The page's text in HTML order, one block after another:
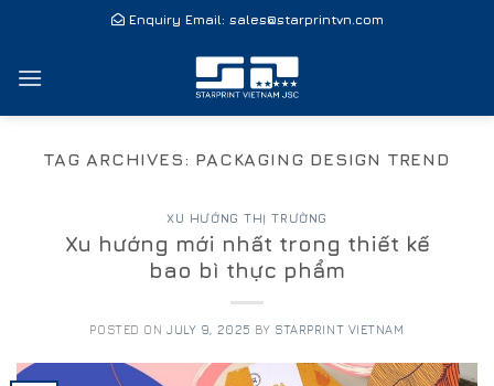
content
Enquiry Email: sales@starprintvn.com
TAG ARCHIVES: PACKAGING DESIGN TREND
XU HƯỚNG THỊ TRƯỜNG
Xu hướng mới nhất trong thiết kế
bao bì thực phẩm
POSTED ONJULY 9, 2025 BY STARPRINT VIETNAM